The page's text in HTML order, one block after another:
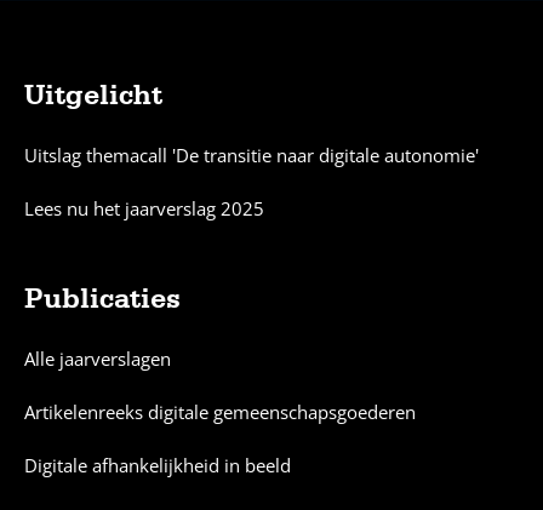
Uitgelicht
Uitslag themacall 'De transitie naar digitale autonomie'
Lees nu het jaarverslag 2025
Publicaties
Alle jaarverslagen
Artikelenreeks digitale gemeenschapsgoederen
Digitale afhankelijkheid in beeld